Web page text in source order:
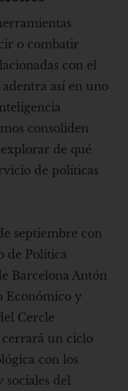
o combatir
con el
así en uno
consoliden
explorar de qué
de políticas
septiembre con
de Política
Barcelona Antón
Económico y
Cercle
cerrará un ciclo
con los
sociales del